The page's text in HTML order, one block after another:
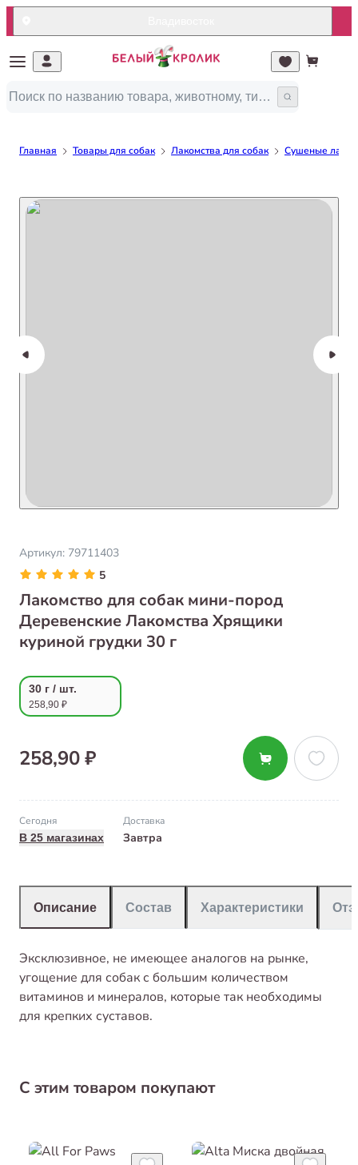
Главная Товары для собак Лакомства для собак Сушеные
Артикул: 79711403
5
Лакомство для собак мини-пород
Деревенские Лакомства Хрящики
куриной грудки 30 г
30 г / шт.
258,90 ₽
258,90 ₽
Сегодня
В 25 магазинах
Доставка
Завтра
Описание Состав Характеристики
Эксклюзивное, не имеющее аналогов на рынке,
угощение для собак с большим количеством
витаминов и минералов, которые так необходимы
для крепких суставов.
С этим товаром покупают